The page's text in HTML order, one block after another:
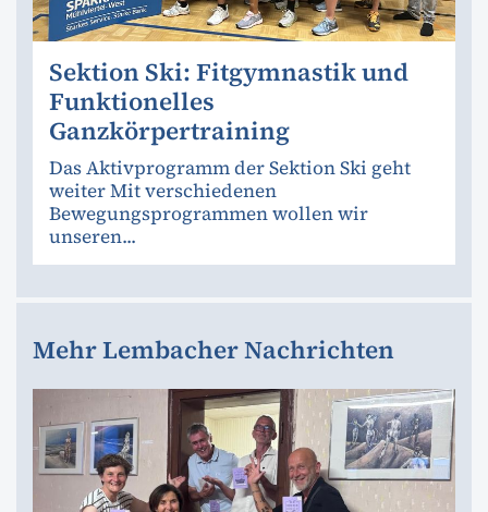
Sektion Ski: Fitgymnastik und
Funktionelles
Ganzkörpertraining
Das Aktivprogramm der Sektion Ski geht
weiter Mit verschiedenen
Bewegungsprogrammen wollen wir
unseren...
Mehr Lembacher Nachrichten